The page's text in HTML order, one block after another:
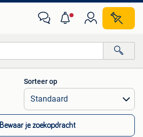
Alle afstanden…
Sorteer op
Bewaar je zoekopdracht